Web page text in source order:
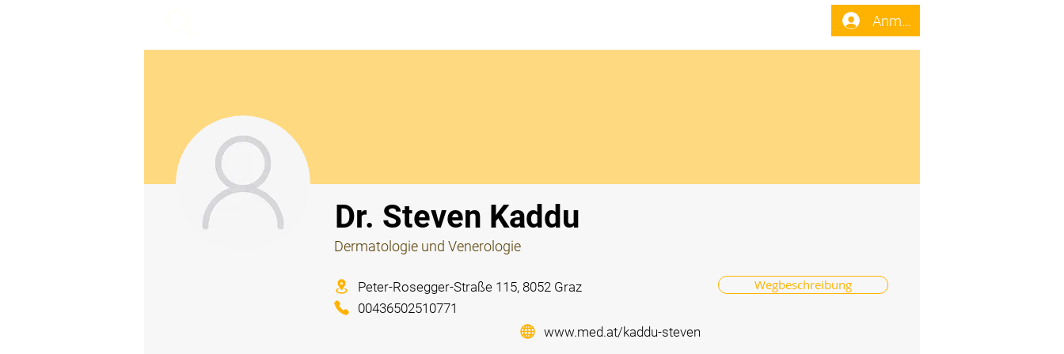
Anmelden
Dr. Steven Kaddu
Dermatologie und Venerologie
Wegbeschreibung
Peter-Rosegger-Straße 115, 8052 Graz
00436502510771
www.med.at/kaddu-steven